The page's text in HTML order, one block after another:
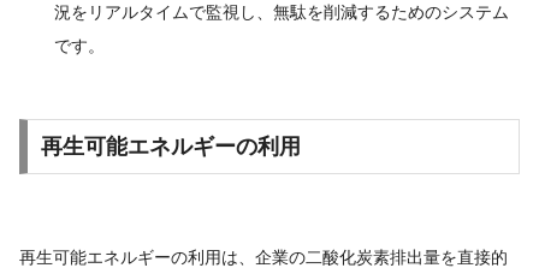
況をリアルタイムで監視し、無駄を削減するためのシステム
です。
再生可能エネルギーの利用
再生可能エネルギーの利用は、企業の二酸化炭素排出量を直接的